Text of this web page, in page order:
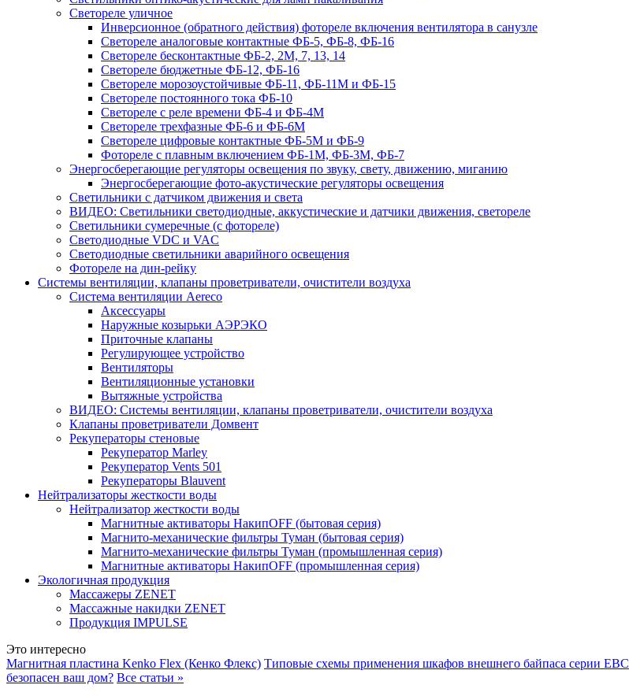
Светореле уличное
Инверсионное (обратного действия) фотореле включения вентилятора в санузле
Светореле аналоговые контактные ФБ-5, ФБ-8, ФБ-16
Светореле бесконтактные ФБ-2, 2М, 7, 13, 14
Светореле бюджетные ФБ-12, ФБ-16
Светореле морозоустойчивые ФБ-11, ФБ-11М и ФБ-15
Светореле постоянного тока ФБ-10
Светореле с реле времени ФБ-4 и ФБ-4М
Светореле трехфазные ФБ-6 и ФБ-6М
Светореле цифровые контактные ФБ-5М и ФБ-9
Фотореле с плавным включением ФБ-1М, ФБ-3М, ФБ-7
Энергосберегающие регуляторы освещения по звуку, свету, движению, миганию
Энергосберегающие фото-акустические регуляторы освещения
Светильники с датчиком движения и света
ВИДЕО: Светильники светодиодные, аккустические и датчики движения, светореле
Светильники сумеречные (с фотореле)
Светодиодные VDC и VAC
Светодиодные светильники аварийного освещения
Фотореле на дин-рейку
Системы вентиляции, клапаны проветриватели, очистители воздуха
Система вентиляции Aereco
Аксессуары
Наружные козырьки АЭРЭКО
Приточные клапаны
Регулирующее устройство
Вентиляторы
Вентиляционные установки
Вытяжные устройства
ВИДЕО: Системы вентиляции, клапаны проветриватели, очистители воздуха
Клапаны проветриватели Домвент
Рекуператоры стеновые
Рекуператор Marley
Рекуператор Vents 501
Рекуператоры Blauvent
Нейтрализаторы жесткости воды
Нейтрализатор жесткости воды
Магнитные активаторы НакипOFF (бытовая серия)
Магнито-механические фильтры Туман (бытовая серия)
Магнито-механические фильтры Туман (промышленная серия)
Магнитные активаторы НакипOFF (промышленная серия)
Экологичная продукция
Массажеры ZENET
Массажные накидки ZENET
Продукция IMPULSE
Это интересно
Магнитная пластина Kenko Flex (Кенко Флекс) Типовые схемы применения шкафов внешнего байпаса серии EBC
безопасен ваш дом? Все статьи »